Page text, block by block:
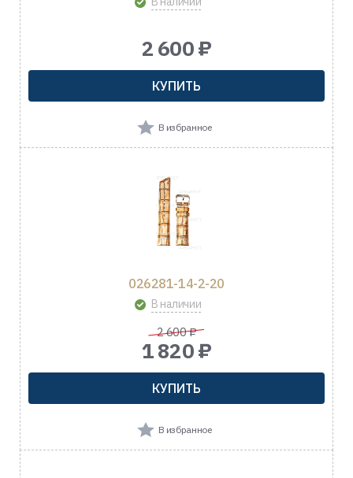
2 600 ₽
КУПИТЬ
В избранное
026281-14-2-20
В наличии
2 600 ₽
1 820 ₽
КУПИТЬ
В избранное